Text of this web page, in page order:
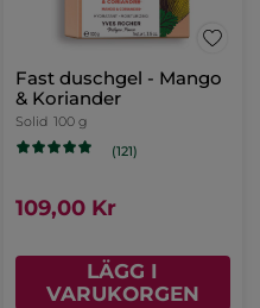
Fast duschgel - Mango
& Koriander
Solid 100 g
(121)
109,00 Kr
LÄGG I
VARUKORGEN